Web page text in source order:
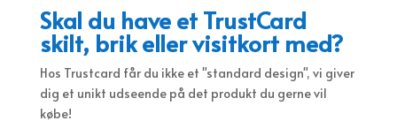
Skal du have et TrustCard
skilt, brik eller visitkort med?
Hos Trustcard får du ikke et "standard design", vi giver
dig et unikt udseende på det produkt du gerne vil
købe!